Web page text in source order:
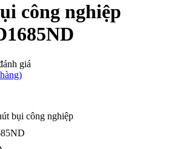
công nghiệp
giá
bụi công nghiệp